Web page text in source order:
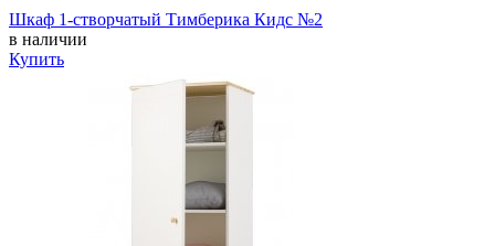
Шкаф 1-створчатый Тимберика Кидс №2
в наличии
Купить